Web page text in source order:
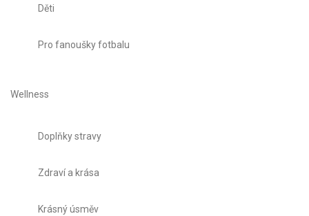
Děti
Pro fanoušky fotbalu
Wellness
Doplňky stravy
Zdraví a krása
Krásný úsměv